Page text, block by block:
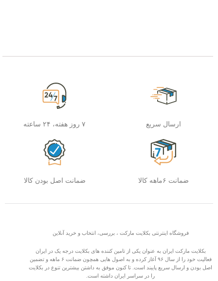
ارسال سریع ۷ روز هفته، ۲۴ ساعته
ضمانت ۶ماهه کالا ضمانت اصل بودن کالا
فروشگاه اینترنتی بکلایت مارکت ، بررسی، انتخاب و خرید آنلاین
بکلایت مارکت ایران به عنوان یکی از تامین کننده های بکلایت درجه یک در ایران
فعالیت خود را از سال ۹۶ آغاز کرده و به اصول هایی همچون ضمانت ۶ ماهه و تضمین
اصل بودن و ارسال سریع پایبند است. تا کنون موفق به داشتن بیشترین تنوع در بکلایت
را در سراسر ایران داشته است.